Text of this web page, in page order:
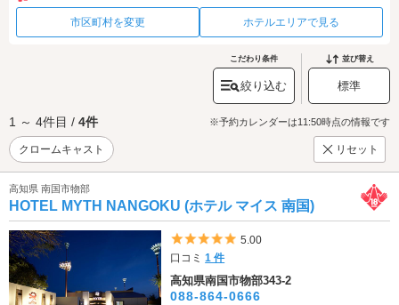
市区町村を変更 ホテルエリアで見る
こだわり条件
絞り込む
並び替え
標準
1 ～ 4件目 / 4件 ※予約カレンダーは11:50時点の情報です
クロームキャスト リセット
高知県 南国市物部
HOTEL MYTH NANGOKU (ホテル マイス 南国)
5つ星のうち5
5.00
口コミ1 件
高知県南国市物部343-2
088-864-0666